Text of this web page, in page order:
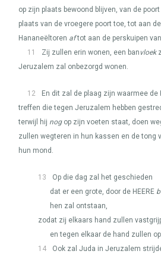
op zijn plaats bewoond blijven, van de
plaats van de vroegere poort toe, tot aan
Hananeëltoren aftot aan de perskuipen
11
Zij zullen erin wonen, een ban vloek
Jeruzalem zal onbezorgd wonen.
12 En dit zal de plaag zijn waarmee de
treffen die tegen Jeruzalem hebben
terwijl hij nogop zijn voeten staat, doen
zullen wegteren in hun kassen en de tong
hun mond.
13
Op die dag zal het geschieden
dat er een grote, door de HEERE
hen zal ontstaan,
zodat zij elkaars hand zullen
en tegen elkaar de hand zullen
14
Ook zal Juda in Jeruzalem